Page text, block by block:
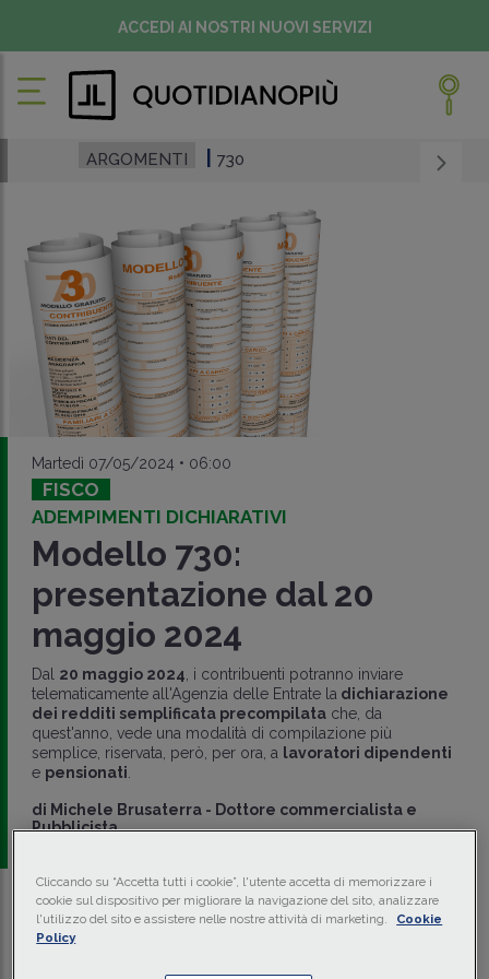
ACCEDI AI NOSTRI NUOVI SERVIZI
ARGOMENTI 730
Martedì 07/05/2024 • 06:00
FISCO
ADEMPIMENTI DICHIARATIVI
Modello 730:
presentazione dal 20
maggio 2024
Dal 20 maggio 2024 , i contribuenti potranno inviare
telematicamente all'Agenzia delle Entrate la dichiarazione
dei redditi semplificata precompilatache, da
quest'anno, vede una modalità di compilazione più
semplice, riservata, però, per ora, a lavoratori dipendenti
e pensionati
di Michele Brusaterra - Dottore commercialista e
Pubblicista
Traduci con IA Ascolta la news
Tempo di lettura
Cliccando su “Accetta tutti i cookie”, l'utente accetta di memorizzare i
cookie sul dispositivo per migliorare la navigazione del sito, analizzare
l'utilizzo del sito e assistere nelle nostre attività di marketing.
Cookie
Policy